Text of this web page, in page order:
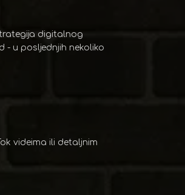
digitalnog
- u posljednjih nekoliko
videima ili detaljnim